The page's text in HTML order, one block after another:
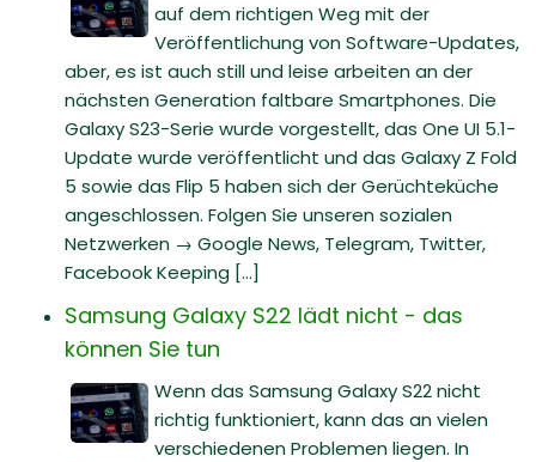
auf dem richtigen Weg mit der
Veröffentlichung von Software-Updates,
aber, es ist auch still und leise arbeiten an der
nächsten Generation faltbare Smartphones. Die
Galaxy S23-Serie wurde vorgestellt, das One UI 5.1-
Update wurde veröffentlicht und das Galaxy Z Fold
5 sowie das Flip 5 haben sich der Gerüchteküche
angeschlossen. Folgen Sie unseren sozialen
Netzwerken → Google News, Telegram, Twitter,
Facebook Keeping [...]
Samsung Galaxy S22 lädt nicht - das
können Sie tun
Wenn das Samsung Galaxy S22 nicht
richtig funktioniert, kann das an vielen
verschiedenen Problemen liegen. In